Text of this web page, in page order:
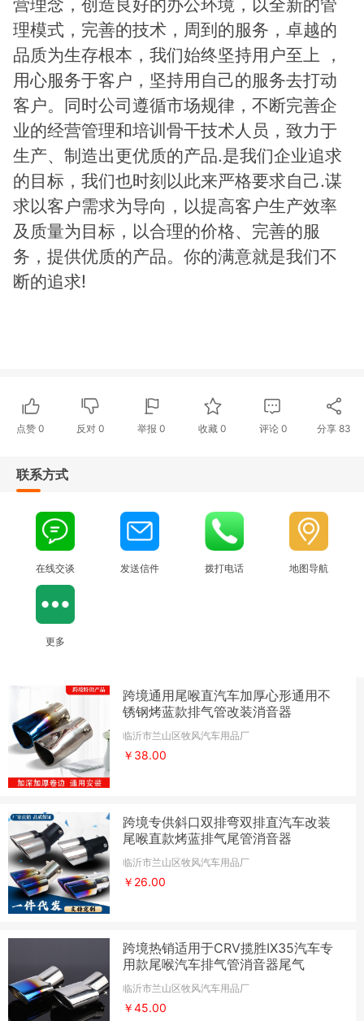
营理念，创造良好的办公环境，以全新的管
理模式，完善的技术，周到的服务，卓越的
品质为生存根本，我们始终坚持用户至上 ，
用心服务于客户，坚持用自己的服务去打动
客户。同时公司遵循市场规律，不断完善企
业的经营管理和培训骨干技术人员，致力于
生产、制造出更优质的产品.是我们企业追求
的目标，我们也时刻以此来严格要求自己.谋
求以客户需求为导向，以提高客户生产效率
及质量为目标，以合理的价格、完善的服
务，提供优质的产品。你的满意就是我们不
断的追求!
点赞 0 反对0 举报 0 收藏 0 评论 0 分享 83
联系方式
在线交谈 发送信件 拨打电话 地图导航
更多
跨境通用尾喉直汽车加厚心形通用不
锈钢烤蓝款排气管改装消音器
临沂市兰山区牧风汽车用品厂
￥38.00
跨境专供斜口双排弯双排直汽车改装
尾喉直款烤蓝排气尾管消音器
临沂市兰山区牧风汽车用品厂
￥26.00
跨境热销适用于CRV揽胜IX35汽车专
用款尾喉汽车排气管消音器尾气
临沂市兰山区牧风汽车用品厂
￥45.00